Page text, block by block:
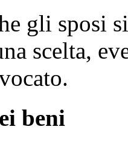
gli sposi
scelta,
beni